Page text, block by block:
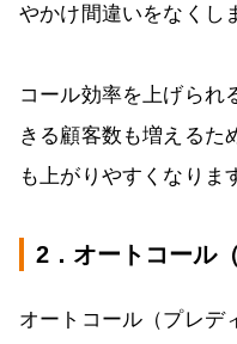
やかけ間違いをなくし
コール効率を上げられ
きる顧客数も増えるた
も上がりやすくなりま
2．オートコール
オートコール（プレデ